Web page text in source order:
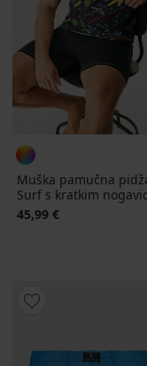
Muška pamučna
Surf s kratkim
45,99 €